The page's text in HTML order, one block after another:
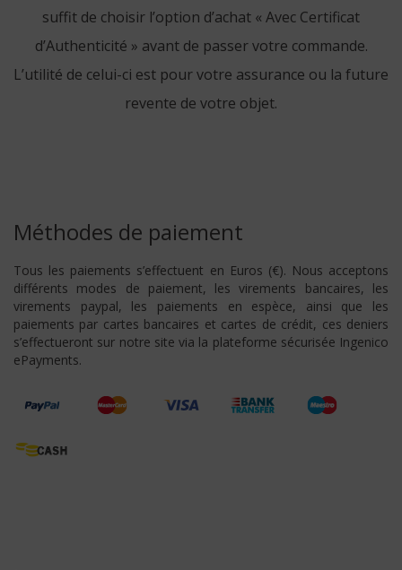
suffit de choisir l’option d’achat « Avec Certificat
d’Authenticité » avant de passer votre commande.
L’utilité de celui-ci est pour votre assurance ou la future
revente de votre objet.
Méthodes de paiement
Tous les paiements s’effectuent en Euros (€). Nous acceptons
différents modes de paiement, les virements bancaires, les
virements paypal, les paiements en espèce, ainsi que les
paiements par cartes bancaires et cartes de crédit, ces deniers
s’effectueront sur notre site via la plateforme sécurisée Ingenico
ePayments.